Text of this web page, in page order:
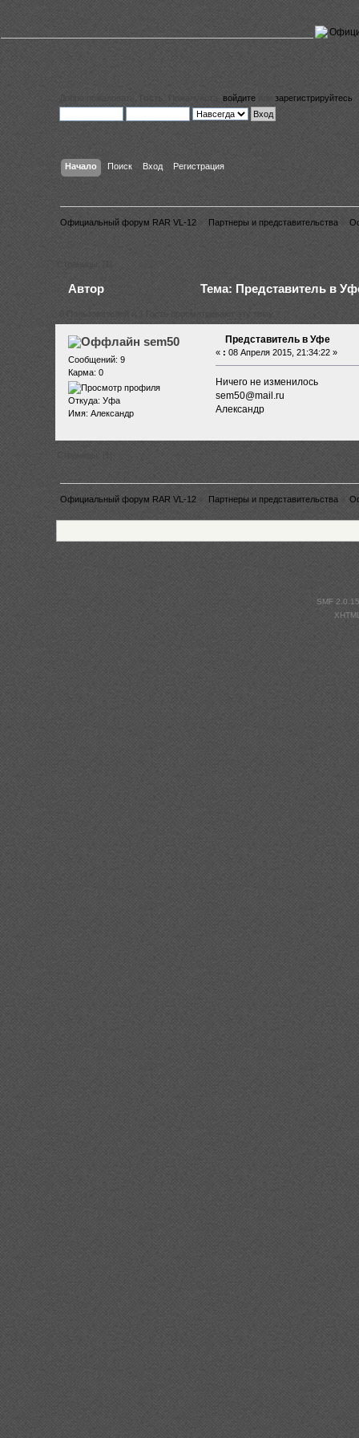
Добро пожаловать, Гость . Пожалуйста,войдите зарегистрируйтесь
Начало Поиск Вход Регистрация
Официальный форум RAR VL-12 » Партнеры и представительства»
Страницы: [
Автор Тема: Представитель в
0 Пользователей и 1 Гость просматривают эту тему.
sem50
Сообщений: 9
Карма: 0
Откуда: Уфа
Имя: Александр
Представитель в Уфе
« : 08 Апреля 2015, 21:34:22 »
Ничего не изменилось
sem50@mail.ru
Александр
Страницы: [
Официальный форум RAR VL-12 » Партнеры и представительства»
SMF 2.0.15